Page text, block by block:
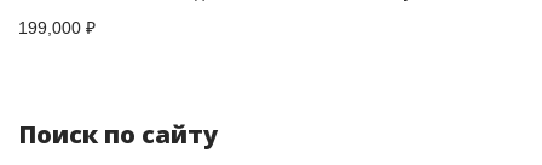
199,000 ₽
Поиск по сайту